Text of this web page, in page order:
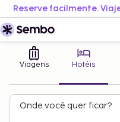
Viagens Hotéis
Onde você quer ficar?